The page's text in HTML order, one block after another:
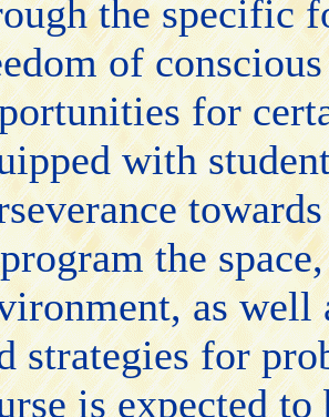
the specific
of
for
with
the
as well
strategies for
is expected